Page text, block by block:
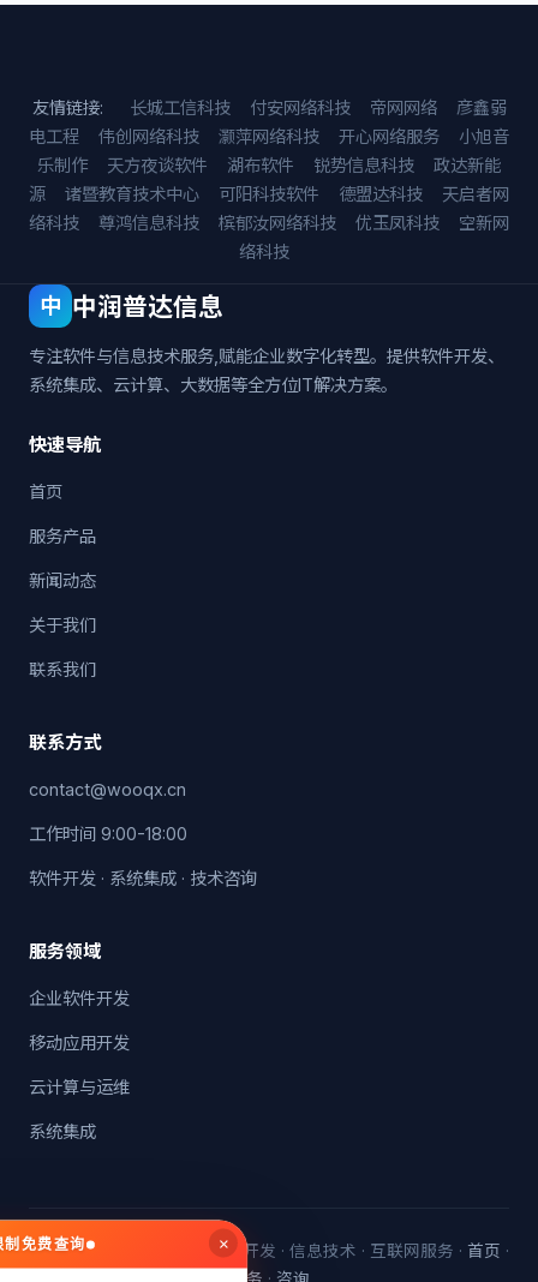
友情链接: 长城工信科技 付安网络科技 帝网网络
彦鑫弱
电工程
伟创网络科技 灏萍网络科技 开心网络服务
小旭音
乐制作
天方夜谈软件 湖布软件 锐势信息科技
政达新能
源
诸暨教育技术中心 可阳科技软件 德盟达科技
天启者网
络科技
尊鸿信息科技 槟郁汝网络科技 优玉凤科技
空新网
络科技
中 中润普达信息
专注软件与信息技术服务,赋能企业数字化转型。提供软件开发、
系统集成、云计算、大数据等全方位IT解决方案。
快速导航
首页
服务产品
新闻动态
关于我们
联系我们
联系方式
contact@wooqx.cn
工作时间 9:00-18:00
软件开发 · 系统集成 · 技术咨询
服务领域
企业软件开发
移动应用开发
云计算与运维
系统集成
© 2026 中润普达信息 · 软件开发 · 信息技术 · 互联网服务 · 首页 ·
×
免费查询